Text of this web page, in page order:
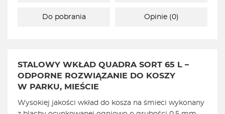
Do pobrania Opinie (0)
STALOWY WKŁAD QUADRA SORT 65 L –
ODPORNE ROZWIĄZANIE
DO KOSZY
W PARKU, MIEŚCIE
Wysokiej jakości wkład do kosza na śmieci wykonany